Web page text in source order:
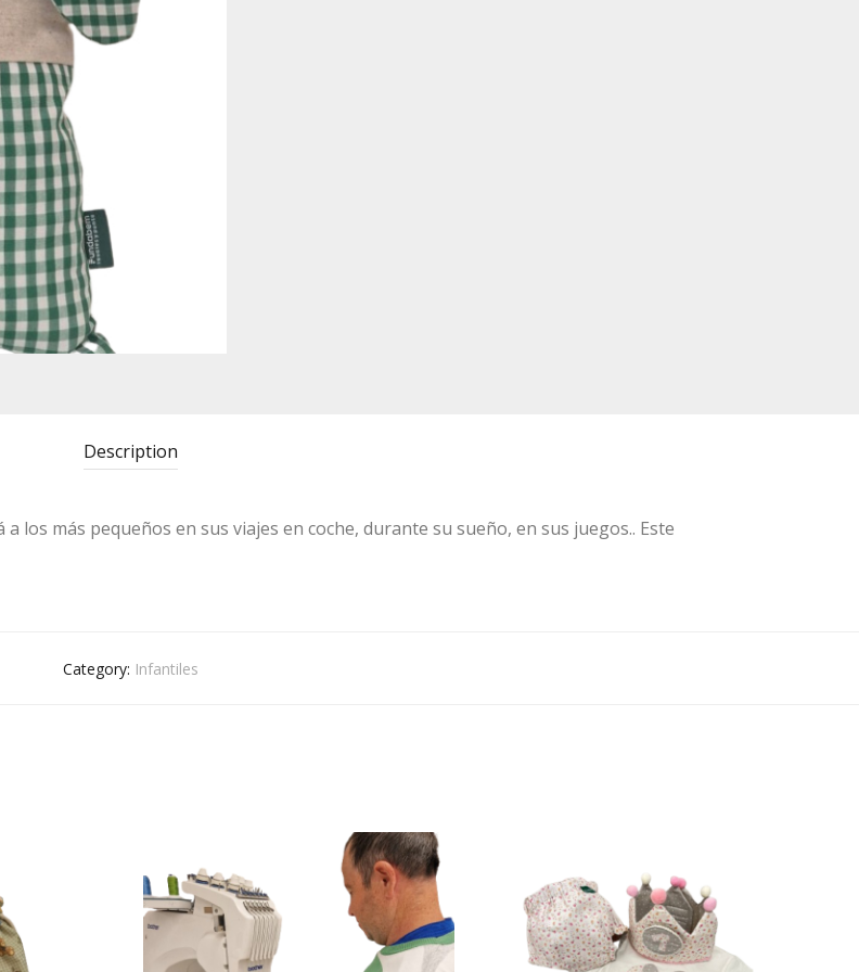
Description
los más pequeños en sus viajes en coche, durante su sueño, en sus juegos.. Este
Category: Infantiles